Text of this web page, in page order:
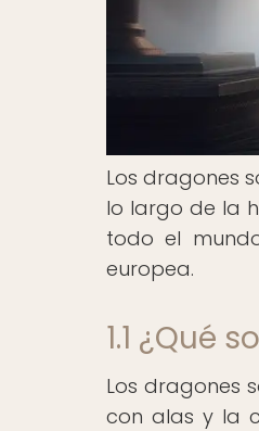
Los dragones
lo largo de la
todo el
europea.
1.1 ¿Qué
Los dragones
con alas y la